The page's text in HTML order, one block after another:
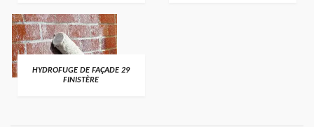
HYDROFUGE DE FAÇADE 29
FINISTÈRE